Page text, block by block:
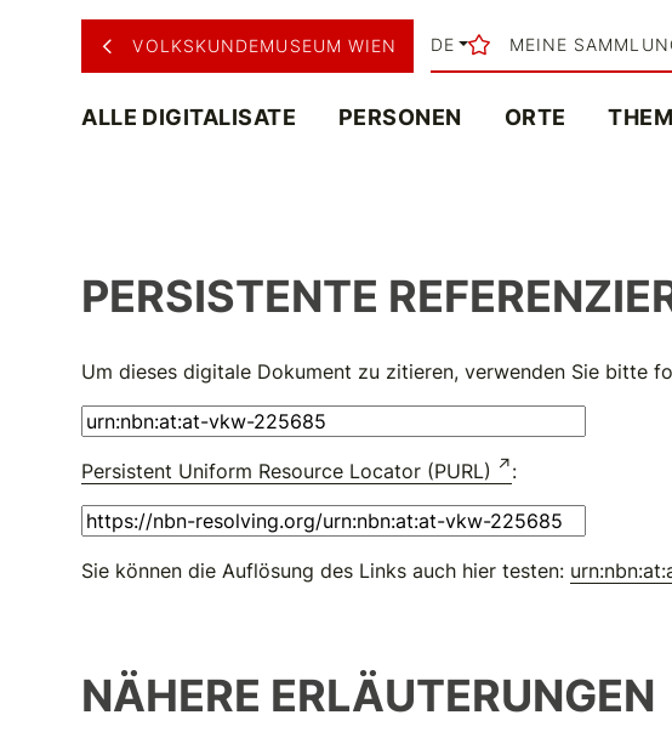
VOLKSKUNDEMUSEUM WIEN DE MEINE
ALLE DIGITALISATE PERSONEN ORTE
PERSISTENTE
Um dieses digitale Dokument zu zitieren, verwenden Sie bitte
Persistent Uniform Resource Locator (PURL) :
Sie können die Auflösung des Links auch hier testen:
NÄHERE ERLÄUTERUNGEN